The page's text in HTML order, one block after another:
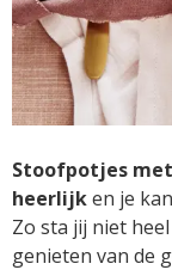
Stoofpotjes
heerlijken je
Zo sta jij niet
genieten van de